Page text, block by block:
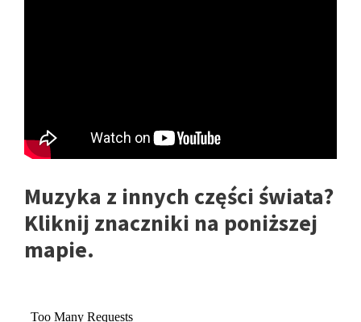
Muzyka z innych części świata?
Kliknij znaczniki na poniższej
mapie.